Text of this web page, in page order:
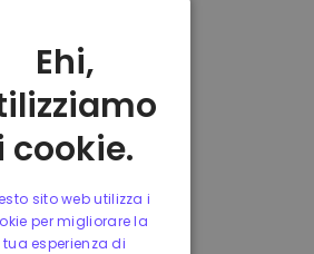
Ehi,
cookie.
sito web utilizza i
per migliorare la
tua esperienza di